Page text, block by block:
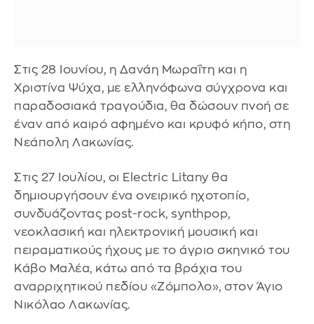
Στις 28 Ιουνίου, η Δανάη Μωραΐτη και η
Χριστίνα Ψύχα, με ελληνόφωνα σύγχρονα και
παραδοσιακά τραγούδια, θα δώσουν πνοή σε
έναν από καιρό αφημένο και κρυφό κήπο, στη
Νεάπολη Λακωνίας.
Στις 27 Ιουλίου, οι Electric Litany θα
δημιουργήσουν ένα ονειρικό ηχοτοπίο,
συνδυάζοντας post-rock, synthpop,
νεοκλασική και ηλεκτρονική μουσική και
πειραματικούς ήχους με το άγριο σκηνικό του
Κάβο Μαλέα, κάτω από τα βράχια του
αναρριχητικού πεδίου «Ζόμπολο», στον Άγιο
Νικόλαο Λακωνίας.